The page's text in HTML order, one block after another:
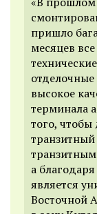
пришло
месяцев
высокое
терминала
того, чтобы
а
является
Восточной